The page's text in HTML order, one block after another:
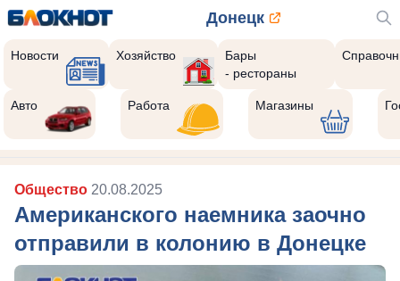
Донецк
Новости Хозяйство
Бары
- рестораны
Авто Работа Магазины
Общество 20.08.2025
Американского наемника заочно
отправили в колонию в Донецке